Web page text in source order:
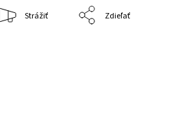
Strážiť Zdieľať